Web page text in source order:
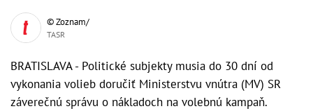
© Zoznam/
TASR
BRATISLAVA - Politické subjekty musia do 30 dní od
vykonania volieb doručiť Ministerstvu vnútra (MV) SR
záverečnú správu o nákladoch na volebnú kampaň.